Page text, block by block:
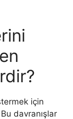
için
davranışlar